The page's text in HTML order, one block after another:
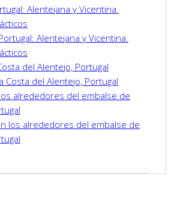
Alentejana y Vicentina.
del Alentejo, Portugal
alrededores del embalse de